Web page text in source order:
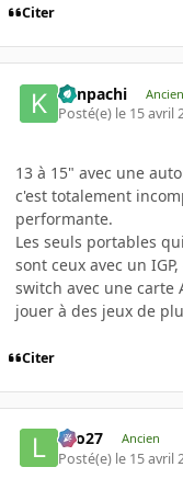
Citer
Kenpachi Ancien
Posté(e) le 15 avril
13 à 15" avec une
c'est totalement
performante.
Les seuls portables
sont ceux avec un
switch avec une carte
jouer à des jeux de
Citer
Lilo27 Ancien
Posté(e) le 15 avril